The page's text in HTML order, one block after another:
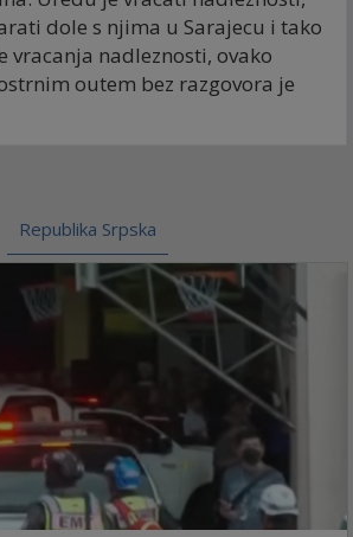
dole s njima u Sarajecu i tako
nadleznosti, ovako
outem bez razgovora je
Republika Srpska